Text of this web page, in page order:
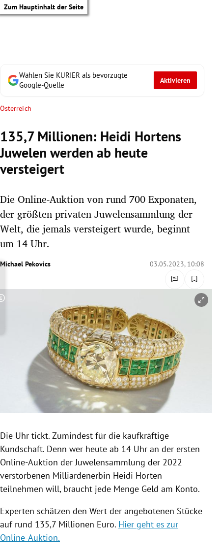
Zum Hauptinhalt der Seite
Untermenü
Untermenü
Untermenü
Untermenü
Untermenü
Wählen Sie KURIER als bevorzugte
Google-Quelle
Aktivieren
Österreich
135,7 Millionen: Heidi Hortens
Juwelen werden ab heute
versteigert
Die Online-Auktion von rund 700 Exponaten,
der größten privaten Juwelensammlung der
Welt, die jemals versteigert wurde, beginnt
um 14 Uhr.
Michael Pekovics 03.05.2023, 10:08
Copyright-Hinweis öffnen/schließen
Die Uhr tickt. Zumindest für die kaufkräftige
Kundschaft. Denn wer heute ab 14 Uhr an der ersten
Online-Auktion der Juwelensammlung der 2022
verstorbenen Milliardenerbin Heidi Horten
teilnehmen will, braucht jede Menge Geld am Konto.
Experten schätzen den Wert der angebotenen Stücke
auf rund 135,7 Millionen Euro. Hier geht es zur
Online-Auktion.